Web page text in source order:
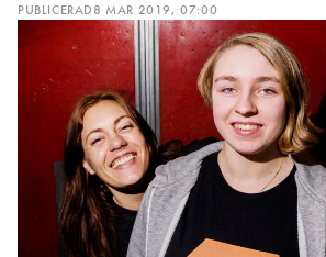
PUBLICERAD8 MAR 2019, 07:00